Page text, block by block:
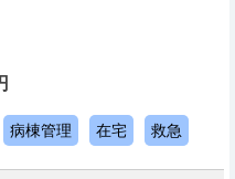
病棟管理 在宅 救急